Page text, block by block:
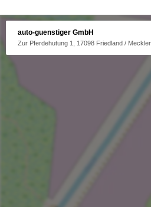
auto-guenstiger GmbH
Zur Pferdehutung 1, 17098 Friedland /